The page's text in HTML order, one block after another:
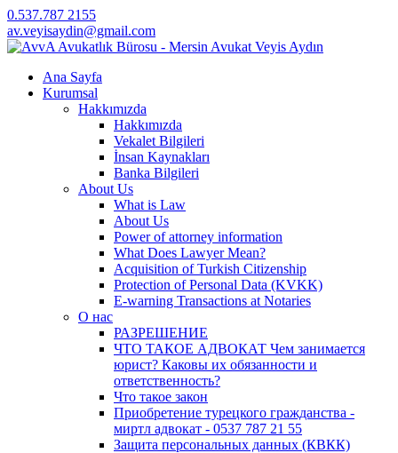
0.537.787 2155
av.veyisaydin@gmail.com
Ana Sayfa
Kurumsal
Hakkımızda
Hakkımızda
Vekalet Bilgileri
İnsan Kaynakları
Banka Bilgileri
About Us
What is Law
About Us
Power of attorney information
What Does Lawyer Mean?
Acquisition of Turkish Citizenship
Protection of Personal Data (KVKK)
E-warning Transactions at Notaries
О нас
РАЗРЕШЕНИЕ
ЧТО ТАКОЕ АДВОКАТ Чем занимается
юрист? Каковы их обязанности и
ответственность?
Что такое закон
Приобретение турецкого гражданства -
миртл адвокат - 0537 787 21 55
Защита персональных данных (КВКК)